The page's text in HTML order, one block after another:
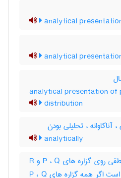
analytical
analytical
analytical presentation of
distribution
آناکاوانه ، تحلیلی بودن
analytically
تابع وَ عملی در جبر منطقی روی گزاره های P ، Q و R
به نحوی که عمل درست است اگر همه گزاره های P ، Q